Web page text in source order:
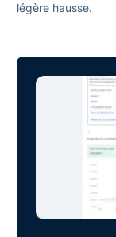
légère hausse.